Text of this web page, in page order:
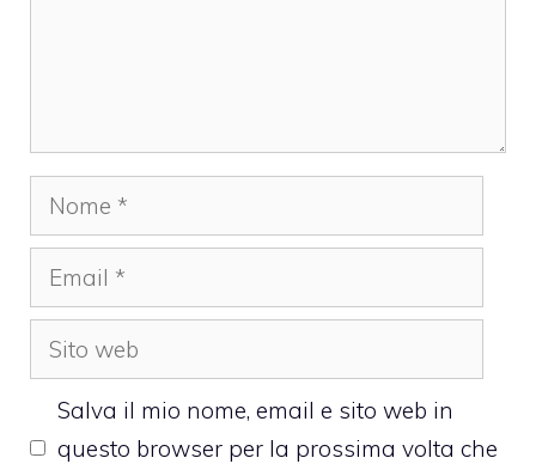
Nome
Email
Sito
web
Salva il mio nome, email e sito web in
questo browser per la prossima volta che